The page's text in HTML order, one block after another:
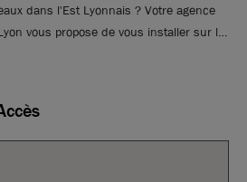
dans l'Est Lyonnais ? Votre agence
vous propose de vous installer sur la
pas du Groupama Stadium.
spectacle, restaurants, commerces,
Une terrasse est accessible à tous
propose une division à partir de 220 m²